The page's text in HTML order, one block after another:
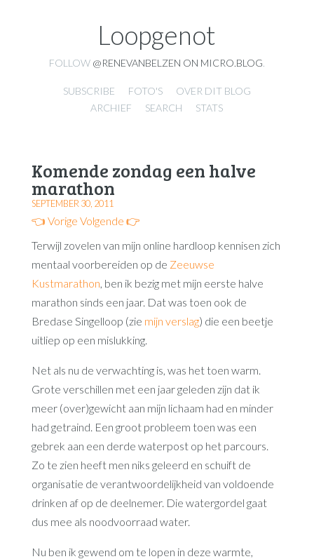
Loopgenot
FOLLOW @RENEVANBELZEN ON MICRO.BLOG
SUBSCRIBE FOTO'S
OVER DIT BLOG
ARCHIEF
SEARCH STATS
Komende zondag een halve
marathon
SEPTEMBER 30, 2011
👈 Vorige Volgende 👉
Terwijl zovelen van mijn online hardloop kennisen zich
mentaal voorbereiden op de Zeeuwse
Kustmarathon, ben ik bezig met mijn eerste halve
marathon sinds een jaar. Dat was toen ook de
Bredase Singelloop (zie mijn verslag) die een beetje
uitliep op een mislukking.
Net als nu de verwachting is, was het toen warm.
Grote verschillen met een jaar geleden zijn dat ik
meer (over)gewicht aan mijn lichaam had en minder
had getraind. Een groot probleem toen was een
gebrek aan een derde waterpost op het parcours.
Zo te zien heeft men niks geleerd en schuift de
organisatie de verantwoordelijkheid van voldoende
drinken af op de deelnemer. Die watergordel gaat
dus mee als noodvoorraad water.
Nu ben ik gewend om te lopen in deze warmte,